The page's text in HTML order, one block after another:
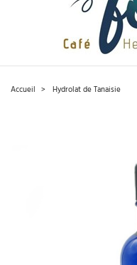
Accueil Hydrolat de Tanaisie